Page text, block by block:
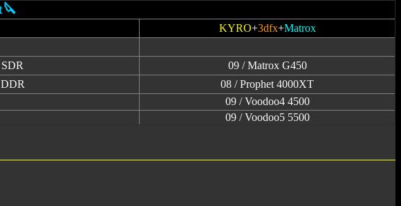
KYRO+3dfx+Matrox
09 / Matrox G450
08 / Prophet 4000XT
09 / Voodoo4 4500
09 / Voodoo5 5500